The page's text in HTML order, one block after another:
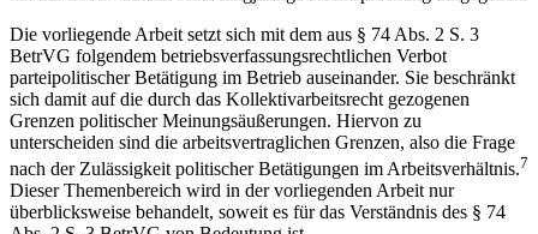
Die vorliegende Arbeit setzt sich mit dem aus § 74 Abs. 2 S. 3
BetrVG folgendem betriebsverfassungsrechtlichen Verbot
parteipolitischer Betätigung im Betrieb auseinander. Sie beschränkt
sich damit auf die durch das Kollektivarbeitsrecht gezogenen
Grenzen politischer Meinungsäußerungen. Hiervon zu
unterscheiden sind die arbeitsvertraglichen Grenzen, also die Frage
nach der Zulässigkeit politischer Betätigungen im Arbeitsverhältnis.
Dieser Themenbereich wird in der vorliegenden Arbeit nur